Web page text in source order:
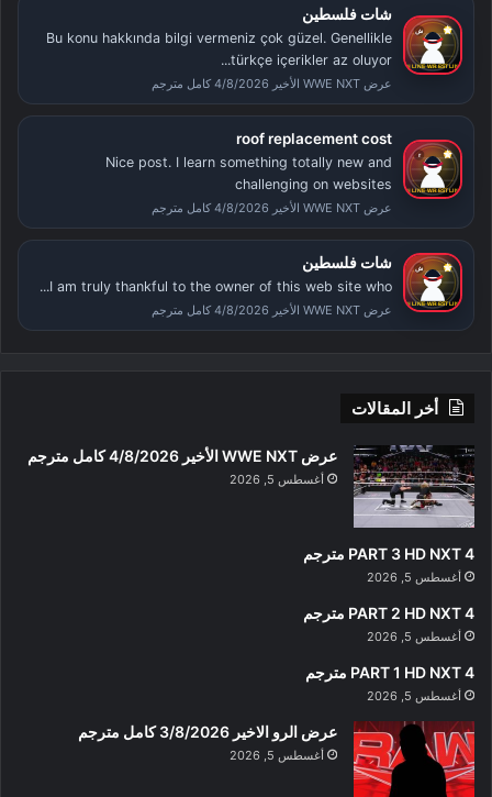
شات فلسطين
Bu konu hakkında bilgi vermeniz çok güzel. Genellikle
türkçe içerikler az oluyor...
عرض WWE NXT الأخير 4/8/2026 كامل مترجم
roof replacement cost
Nice post. I learn something totally new and
challenging on websites
عرض WWE NXT الأخير 4/8/2026 كامل مترجم
شات فلسطين
I am truly thankful to the owner of this web site who...
عرض WWE NXT الأخير 4/8/2026 كامل مترجم
أخر المقالات
عرض WWE NXT الأخير 4/8/2026 كامل مترجم
أغسطس 5, 2026
PART 3 HD NXT 4 مترجم
أغسطس 5, 2026
PART 2 HD NXT 4 مترجم
أغسطس 5, 2026
PART 1 HD NXT 4 مترجم
أغسطس 5, 2026
عرض الرو الاخير 3/8/2026 كامل مترجم
أغسطس 5, 2026